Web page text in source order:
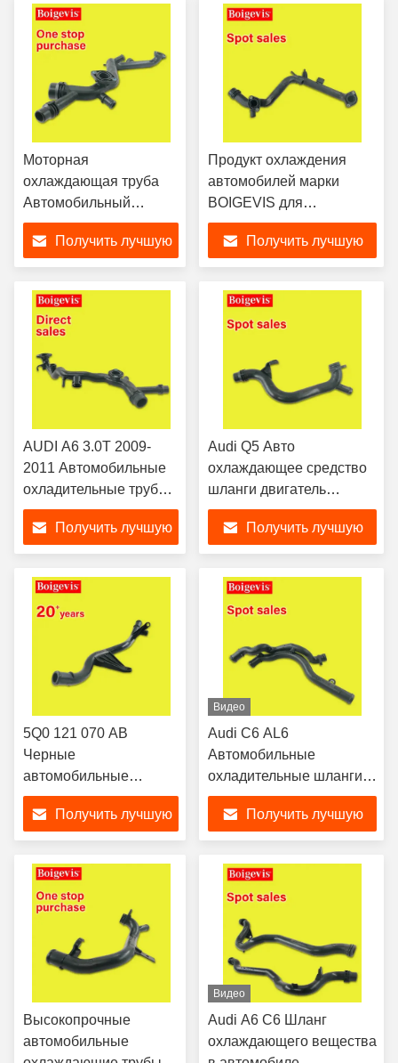
Моторная
охлаждающая труба
Автомобильный
охлаждающий шланг
06E121045E Для Audi
A6L
Получить лучшую
Продукт охлаждения
автомобилей марки
BOIGEVIS для
06E121045F Audi A8 3.0
StandardПолучить лучшую
AUDI A6 3.0T 2009-
2011 Автомобильные
охладительные трубы
06E121045T Высокая
производительность
Получить лучшую
Audi Q5 Авто
охлаждающее средство
шланги двигатель
охлаждающее средство
трубы 06H 121 065 D
Получить лучшую
5Q0 121 070 AB
Черные
автомобильные
холодильные шланги
для Audi A1 Magotan
Получить лучшую
Видео
Audi C6 AL6
Автомобильные
охладительные шланги
Моторная охладительная
труба 06E121044N
Получить лучшую
Высокопрочные
автомобильные
Видео
Audi A6 C6 Шланг
охлаждающего вещества